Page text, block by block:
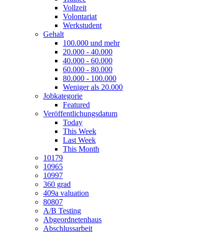
Vollzeit
Volontariat
Werkstudent
Gehalt
100.000 und mehr
20.000 - 40.000
40.000 - 60.000
60.000 - 80.000
80.000 - 100.000
Weniger als 20.000
Jobkategorie
Featured
Veröffentlichungsdatum
Today
This Week
Last Week
This Month
10179
10965
10997
360 grad
409a valuation
80807
A/B Testing
Abgeordnetenhaus
Abschlussarbeit